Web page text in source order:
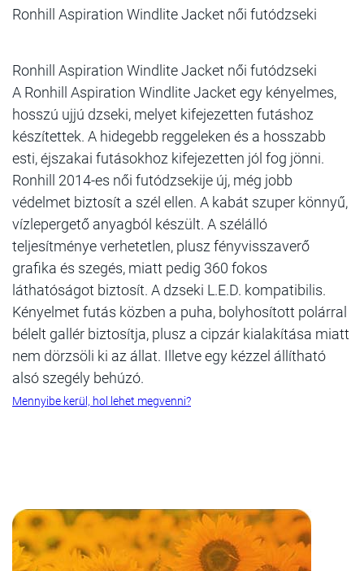
Ronhill Aspiration Windlite Jacket női futódzseki
Ronhill Aspiration Windlite Jacket női futódzseki
A Ronhill Aspiration Windlite Jacket egy kényelmes,
hosszú ujjú dzseki, melyet kifejezetten futáshoz
készítettek. A hidegebb reggeleken és a hosszabb
esti, éjszakai futásokhoz kifejezetten jól fog jönni.
Ronhill 2014-es női futódzsekije új, még jobb
védelmet biztosít a szél ellen. A kabát szuper könnyű,
vízlepergető anyagból készült. A szélálló
teljesítménye verhetetlen, plusz fényvisszaverő
grafika és szegés, miatt pedig 360 fokos
láthatóságot biztosít. A dzseki L.E.D. kompatibilis.
Kényelmet futás közben a puha, bolyhosított polárral
bélelt gallér biztosítja, plusz a cipzár kialakítása miatt
nem dörzsöli ki az állat. Illetve egy kézzel állítható
alsó szegély behúzó.
Mennyibe kerül, hol lehet megvenni?